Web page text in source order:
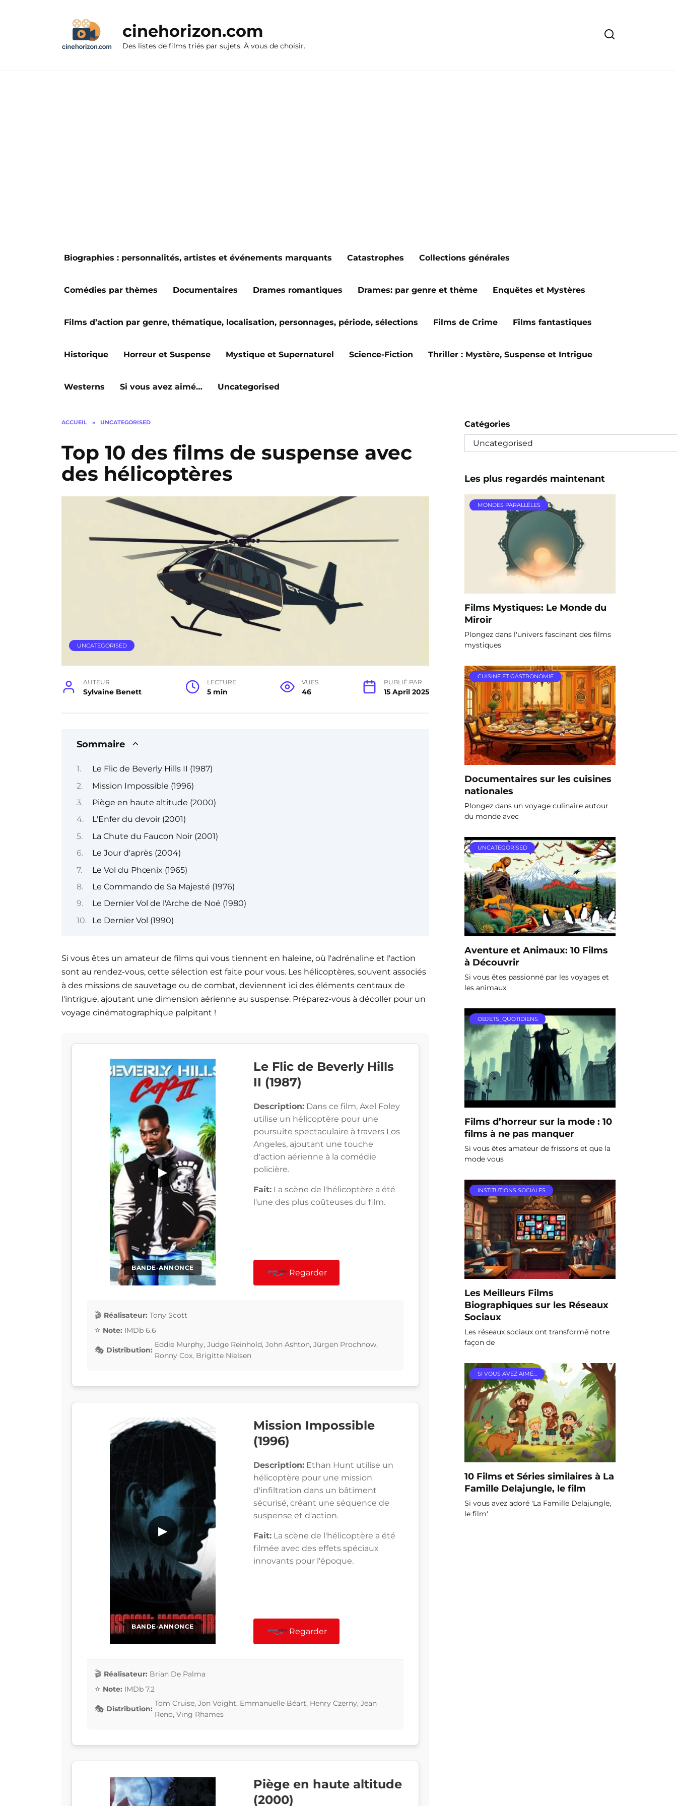
cinehorizon.com
Des listes de films triés par sujets. À vous de choisir.
Biographies : personnalités, artistes et événements marquants Catastrophes Collections générales
Comédies par thèmes Documentaires Drames romantiques Drames: par genre et thème Enquêtes et Mystères
Films d’action par genre, thématique, localisation, personnages, période, sélections Films de Crime Films fantastiques
Historique Horreur et Suspense Mystique et Supernaturel Science-Fiction Thriller : Mystère, Suspense et Intrigue
Westerns Si vous avez aimé… Uncategorised
ACCUEIL » UNCATEGORISED
Top 10 des films de suspense avec
des hélicoptères
UNCATEGORISED
AUTEUR
Sylvaine Benett
LECTURE
5 min
VUES
46
PUBLIÉ PAR
15 April 2025
Sommaire
Le Flic de Beverly Hills II (1987)
Mission Impossible (1996)
Piège en haute altitude (2000)
L'Enfer du devoir (2001)
La Chute du Faucon Noir (2001)
Le Jour d'après (2004)
Le Vol du Phœnix (1965)
Le Commando de Sa Majesté (1976)
Le Dernier Vol de l'Arche de Noé (1980)
Le Dernier Vol (1990)
Si vous êtes un amateur de films qui vous tiennent en haleine, où l'adrénaline et l'action
sont au rendez-vous, cette sélection est faite pour vous. Les hélicoptères, souvent associés
à des missions de sauvetage ou de combat, deviennent ici des éléments centraux de
l'intrigue, ajoutant une dimension aérienne au suspense. Préparez-vous à décoller pour un
voyage cinématographique palpitant !
BANDE-ANNONCE
▶
Le Flic de Beverly Hills
II (1987)
Description: Dans ce film, Axel Foley
utilise un hélicoptère pour une
poursuite spectaculaire à travers Los
Angeles, ajoutant une touche
d'action aérienne à la comédie
policière.
Fait: La scène de l'hélicoptère a été
l'une des plus coûteuses du film.
Regarder
Réalisateur: Tony Scott
Note: IMDb 6.6
Distribution:
Eddie Murphy, Judge Reinhold, John Ashton, Jürgen Prochnow,
Ronny Cox, Brigitte Nielsen
BANDE-ANNONCE
▶
Mission Impossible
(1996)
Description: Ethan Hunt utilise un
hélicoptère pour une mission
d'infiltration dans un bâtiment
sécurisé, créant une séquence de
suspense et d'action.
Fait: La scène de l'hélicoptère a été
filmée avec des effets spéciaux
innovants pour l'époque.
Regarder
Réalisateur: Brian De Palma
Note: IMDb 7.2
Distribution:
Tom Cruise, Jon Voight, Emmanuelle Béart, Henry Czerny, Jean
Reno, Ving Rhames
Piège en haute altitude
(2000)
Catégories
Les plus regardés maintenant
MONDES PARALLÈLES
Films Mystiques: Le Monde du
Miroir
Plongez dans l'univers fascinant des films
mystiques
CUISINE ET GASTRONOMIE
Documentaires sur les cuisines
nationales
Plongez dans un voyage culinaire autour
du monde avec
UNCATEGORISED
Aventure et Animaux: 10 Films
à Découvrir
Si vous êtes passionné par les voyages et
les animaux
OBJETS_QUOTIDIENS
Films d’horreur sur la mode : 10
films à ne pas manquer
Si vous êtes amateur de frissons et que la
mode vous
INSTITUTIONS SOCIALES
Les Meilleurs Films
Biographiques sur les Réseaux
Sociaux
Les réseaux sociaux ont transformé notre
façon de
SI VOUS AVEZ AIMÉ…
10 Films et Séries similaires à La
Famille Delajungle, le film
Si vous avez adoré 'La Famille Delajungle,
le film'